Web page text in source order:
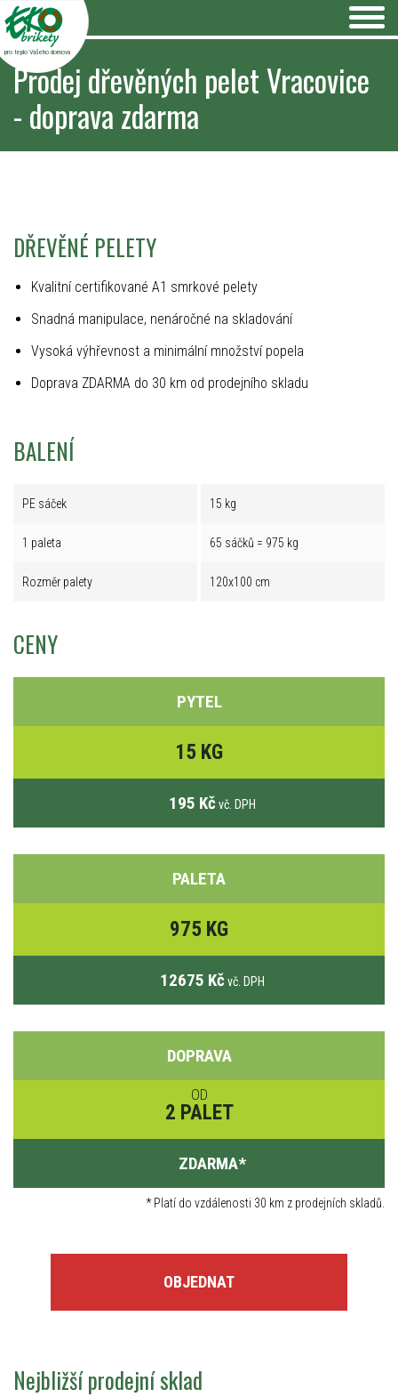
pro teplo Vašeho domova
Prodej dřevěných pelet Vracovice
- doprava zdarma
DŘEVĚNÉ PELETY
Kvalitní certifikované A1 smrkové pelety
Snadná manipulace, nenáročné na skladování
Vysoká výhřevnost a minimální množství popela
Doprava ZDARMA do 30 km od prodejního skladu
BALENÍ
PE sáček 15 kg
1 paleta 65 sáčků = 975 kg
Rozměr palety 120x100 cm
CENY
PYTEL
15 KG
195 Kč vč. DPH
PALETA
975 KG
12675 Kč vč. DPH
DOPRAVA
OD
2 PALET
ZDARMA*
*Platí do vzdálenosti 30 km z prodejních skladů.
OBJEDNAT
Nejbližší prodejní sklad